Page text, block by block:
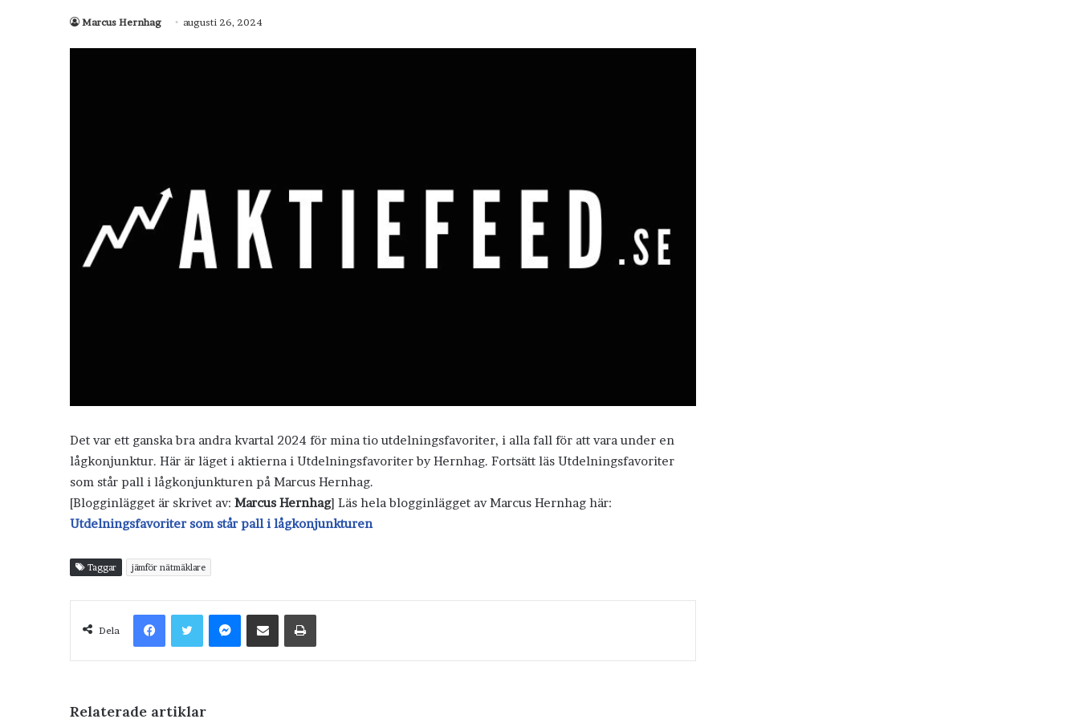
Marcus Hernhag augusti 26, 2024
Det var ett ganska bra andra kvartal 2024 för mina tio utdelningsfavoriter, i alla fall för att vara under en
lågkonjunktur. Här är läget i aktierna i Utdelningsfavoriter by Hernhag. Fortsätt läs Utdelningsfavoriter
som står pall i lågkonjunkturen på Marcus Hernhag.
[Blogginlägget är skrivet av: Marcus Hernhag] Läs hela blogginlägget av Marcus Hernhag här:
Utdelningsfavoriter som står pall i lågkonjunkturen
Taggar jämför nätmäklare
Dela
FacebookTwitterMessenger
Dela via e-post Skriv ut
Relaterade artiklar